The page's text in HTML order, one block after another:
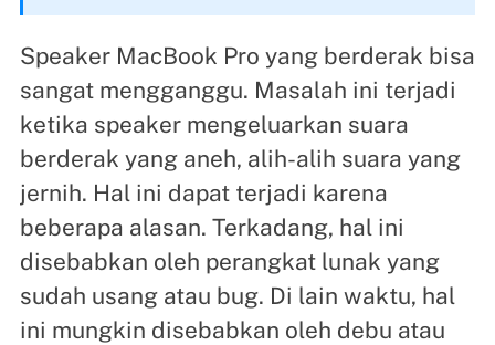
Speaker MacBook Pro yang berderak bisa
sangat mengganggu. Masalah ini terjadi
ketika speaker mengeluarkan suara
berderak yang aneh, alih-alih suara yang
jernih. Hal ini dapat terjadi karena
beberapa alasan. Terkadang, hal ini
disebabkan oleh perangkat lunak yang
sudah usang atau bug. Di lain waktu, hal
ini mungkin disebabkan oleh debu atau